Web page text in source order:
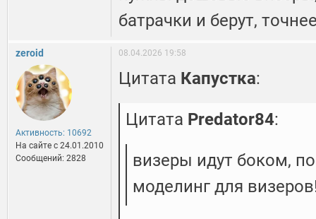
батрачки и берут,
zeroid
Активность: 10692
На сайте c 24.01.2010
Сообщений: 2828
08.04.2026 19:58
Цитата Капустка:
Цитата Predator84:
визеры идут боком,
моделинг для